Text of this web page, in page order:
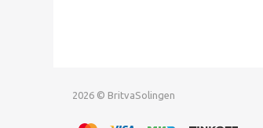
2026 © BritvaSolingen